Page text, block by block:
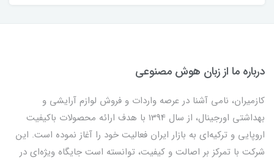
درباره ما از زبان هوش مصنوعی
کازمیران، نامی آشنا در عرصه واردات و فروش لوازم آرایشی و
بهداشتی اورجینال، از سال 1394 با هدف ارائه محصولات باکیفیت
اروپایی و ترکیه‌ای به بازار ایران فعالیت خود را آغاز نموده است. این
شرکت با تمرکز بر اصالت و کیفیت، توانسته است جایگاه ویژه‌ای در